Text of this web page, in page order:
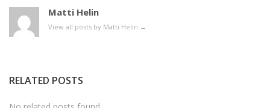
Matti Helin
View all posts by Matti Helin →
RELATED POSTS